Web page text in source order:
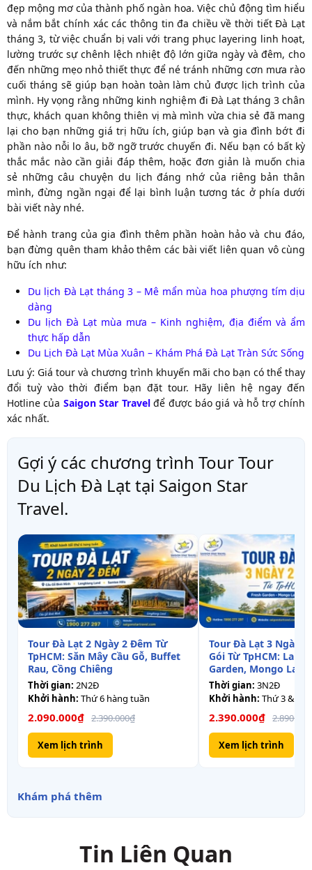
đẹp mộng mơ của thành phố ngàn hoa. Việc chủ động tìm hiểu
và nắm bắt chính xác các thông tin đa chiều về thời tiết Đà Lạt
tháng 3, từ việc chuẩn bị vali với trang phục layering linh hoạt,
lường trước sự chênh lệch nhiệt độ lớn giữa ngày và đêm, cho
đến những mẹo nhỏ thiết thực để né tránh những cơn mưa rào
cuối tháng sẽ giúp bạn hoàn toàn làm chủ được lịch trình của
mình. Hy vọng rằng những kinh nghiệm đi Đà Lạt tháng 3 chân
thực, khách quan không thiên vị mà mình vừa chia sẻ đã mang
lại cho bạn những giá trị hữu ích, giúp bạn và gia đình bớt đi
phần nào nỗi lo âu, bỡ ngỡ trước chuyến đi. Nếu bạn có bất kỳ
thắc mắc nào cần giải đáp thêm, hoặc đơn giản là muốn chia
sẻ những câu chuyện du lịch đáng nhớ của riêng bản thân
mình, đừng ngần ngại để lại bình luận tương tác ở phía dưới
bài viết này nhé.
Để hành trang của gia đình thêm phần hoàn hảo và chu đáo,
bạn đừng quên tham khảo thêm các bài viết liên quan vô cùng
hữu ích như:
Du lịch Đà Lạt tháng 3 – Mê mẩn mùa hoa phượng tím dịu
dàng
Du lịch Đà Lạt mùa mưa – Kinh nghiệm, địa điểm và ẩm
thực hấp dẫn
Du Lịch Đà Lạt Mùa Xuân – Khám Phá Đà Lạt Tràn Sức Sống
Lưu ý: Giá tour và chương trình khuyến mãi cho bạn có thể thay
đổi tuỳ vào thời điểm bạn đặt tour. Hãy liên hệ ngay đến
Hotline của Saigon Star Travelđể được báo giá và hỗ trợ chính
xác nhất.
Gợi ý các chương trình Tour Tour
Du Lịch Đà Lạt tại Saigon Star
Travel.
Tour Đà Lạt 2 Ngày 2 Đêm Từ
TpHCM: Săn Mây Cầu Gỗ, Buffet
Rau, Cồng Chiêng
Thời gian: 2N2Đ
Khởi hành: Thứ 6 hàng tuần
2.090.000₫ 2.390.000₫
Xem lịch trình
Tour Đà Lạt 3 Ngày
Gói Từ TpHCM:
Garden, Mongo
Samten Hills
Thời gian: 3N2Đ
Khởi hành: Thứ 3 &
2.390.000₫
Xem lịch trình
Khám phá thêm
Tin Liên Quan